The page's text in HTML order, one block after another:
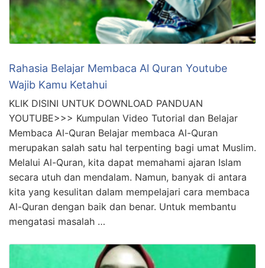
Rahasia Belajar Membaca Al Quran Youtube
Wajib Kamu Ketahui
KLIK DISINI UNTUK DOWNLOAD PANDUAN
YOUTUBE>>> Kumpulan Video Tutorial dan Belajar
Membaca Al-Quran Belajar membaca Al-Quran
merupakan salah satu hal terpenting bagi umat Muslim.
Melalui Al-Quran, kita dapat memahami ajaran Islam
secara utuh dan mendalam. Namun, banyak di antara
kita yang kesulitan dalam mempelajari cara membaca
Al-Quran dengan baik dan benar. Untuk membantu
mengatasi masalah …